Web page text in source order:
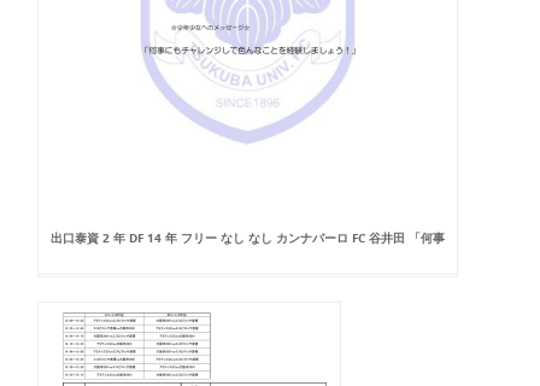
出口泰資 2 年 DF 14 年 フリー なし なし カンナバーロ FC 谷井田 「何事